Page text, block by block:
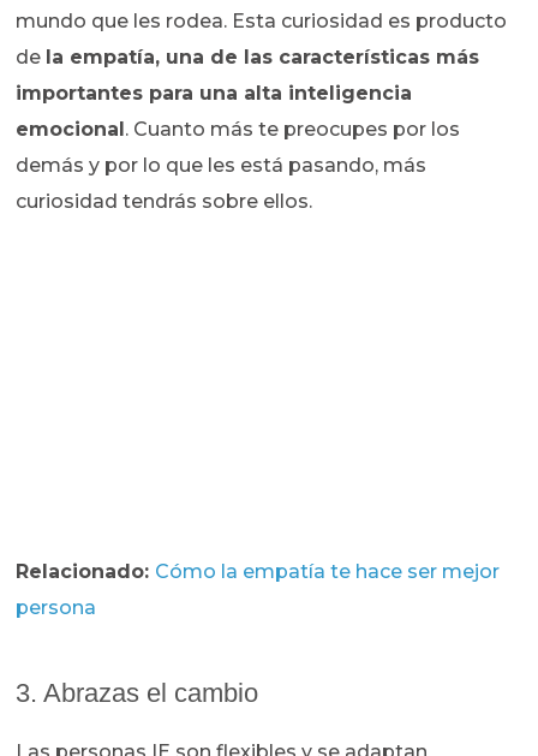
mundo que les rodea. Esta curiosidad es producto
de la empatía, una de las características más
importantes para una alta inteligencia
emocional. Cuanto más te preocupes por los
demás y por lo que les está pasando, más
curiosidad tendrás sobre ellos.
Relacionado: Cómo la empatía te hace ser mejor
persona
3. Abrazas el cambio